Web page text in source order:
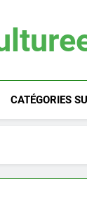
CATÉGORIES